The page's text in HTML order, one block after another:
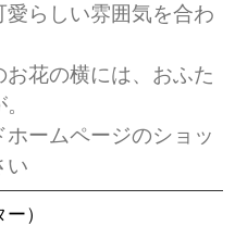
らしい雰囲気を合わ
花の横には、おふた
ームページのショッ
い
）